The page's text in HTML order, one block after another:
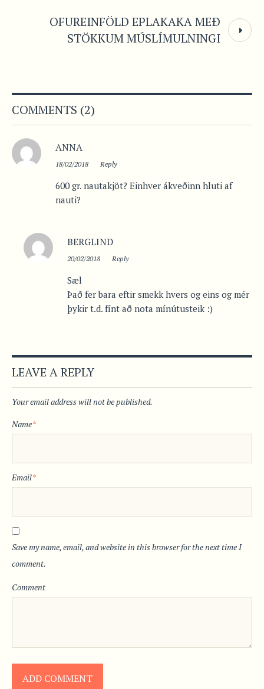
OFUREINFÖLD EPLAKAKA MEÐ
STÖKKUM MÚSLÍMULNINGI
COMMENTS (2)
ANNA
18/02/2018 Reply
600 gr. nautakjöt? Einhver ákveðinn hluti af
nauti?
BERGLIND
20/02/2018 Reply
Sæl
Það fer bara eftir smekk hvers og eins og mér
þykir t.d. fínt að nota mínútusteik :)
LEAVE A REPLY
Your email address will not be published.
Name*
Email*
Save my name, email, and website in this browser for the next time I
comment.
Comment